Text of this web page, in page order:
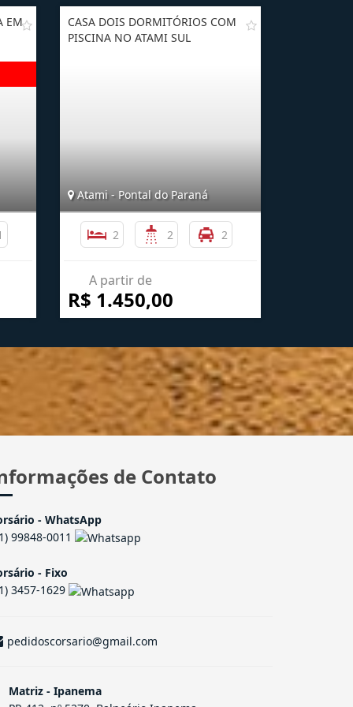
EM
CASA DOIS DORMITÓRIOS COM
PISCINA NO ATAMI SUL
Atami - Pontal do Paraná
2 2 2
A partir de
R$ 1.450,00
de Contato
- WhatsApp
99848-0011
- Fixo
3457-1629
pedidoscorsario@gmail.com
Matriz - Ipanema